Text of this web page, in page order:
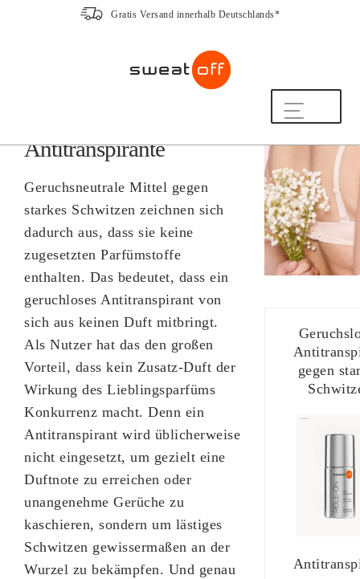
Gratis Versand innerhalb Deutschlands*
So funktioniert’s
Beratung
20 Jahre Expertise
Hilfe & Kontakt
Mein Konto
Freundschaftsprogramm
ZUM NEWSLETTER ANMELDEN UND
10% RABATT SICHERN!
Antitranspirante
Geruchsneutrale Mittel gegen
starkes Schwitzen zeichnen sich
dadurch aus, dass sie keine
zugesetzten Parfümstoffe
enthalten. Das bedeutet, dass ein
geruchloses Antitranspirant von
sich aus keinen Duft mitbringt.
Als Nutzer hat das den großen
Vorteil, dass kein Zusatz-Duft der
Wirkung des Lieblingsparfüms
Konkurrenz macht. Denn ein
Antitranspirant wird üblicherweise
nicht eingesetzt, um gezielt eine
Duftnote zu erreichen oder
unangenehme Gerüche zu
kaschieren, sondern um lästiges
Schwitzen gewissermaßen an der
Wurzel zu bekämpfen. Und genau
gegen